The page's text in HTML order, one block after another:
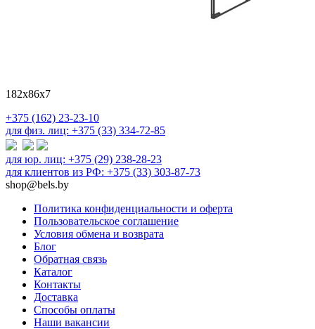
182х86х7
+375 (162) 23-23-10
для физ. лиц: +375 (33) 334-72-85
для юр. лиц: +375 (29) 238-28-23
для клиентов из РФ: +375 (33) 303-87-73
shop@bels.by
Политика конфиденциальности и оферта
Пользовательское соглашение
Условия обмена и возврата
Блог
Обратная связь
Каталог
Контакты
Доставка
Способы оплаты
Наши вакансии